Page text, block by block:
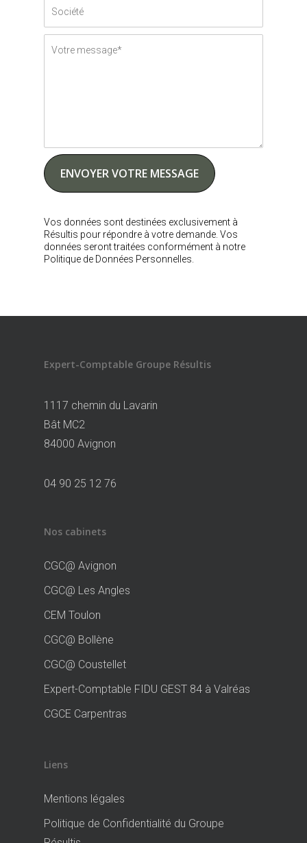
Vos données sont destinées exclusivement à
Résultis pour répondre à votre demande. Vos
données seront traitées conformément à notre
Politique de Données Personnelles.
Expert-Comptable Groupe Résultis
1117 chemin du Lavarin
Bât MC2
84000 Avignon
04 90 25 12 76
Nos cabinets
CGC@ Avignon
CGC@ Les Angles
CEM Toulon
CGC@ Bollène
CGC@ Coustellet
Expert-Comptable FIDU GEST 84 à Valréas
CGCE Carpentras
Liens
Mentions légales
Politique de Confidentialité du Groupe